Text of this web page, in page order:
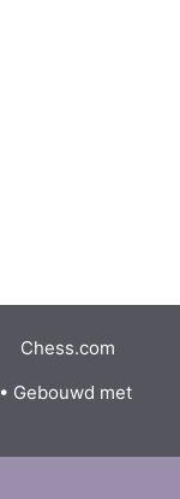
Chess.com
• Gebouwd met